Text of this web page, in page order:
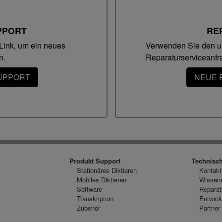
um ein neues
Verwenden Sie den
NEUE
Produkt Support
Stationäres Diktieren
Mobiles Diktieren
Software
Transkription
Zubehör
Partner